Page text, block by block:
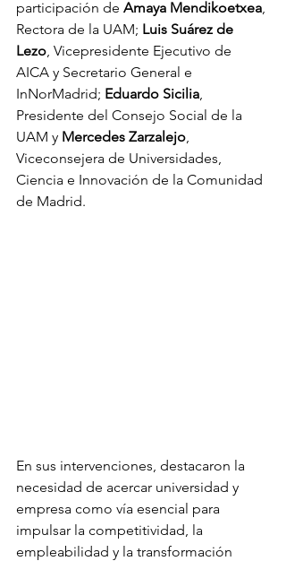
participación de Amaya Mendikoetxea,
Rectora de la UAM; Luis Suárez de
Lezo, Vicepresidente Ejecutivo de
AICA y Secretario General e
InNorMadrid; Eduardo Sicilia,
Presidente del Consejo Social de la
UAM y Mercedes Zarzalejo,
Viceconsejera de Universidades,
Ciencia e Innovación de la Comunidad
de Madrid.
En sus intervenciones, destacaron la
necesidad de acercar universidad y
empresa como vía esencial para
impulsar la competitividad, la
empleabilidad y la transformación